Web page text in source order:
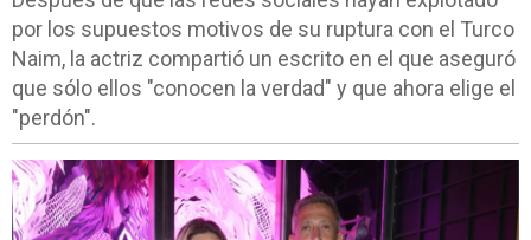
por los supuestos motivos de su ruptura con el Turco
Naim, la actriz compartió un escrito en el que aseguró
que sólo ellos "conocen la verdad" y que ahora elige el
"perdón".